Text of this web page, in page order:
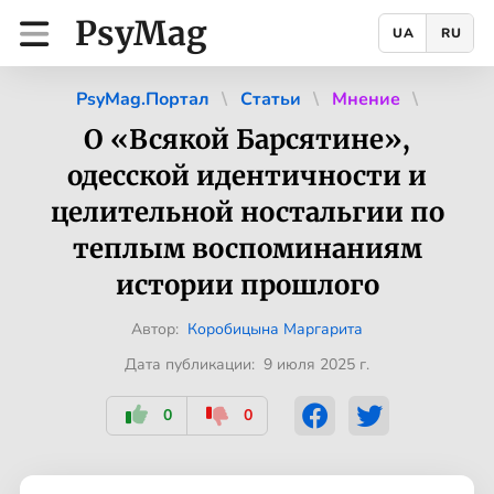
PsyMag UA RU
PsyMag.Портал Статьи Мнение
О «Всякой Барсятине»,
одесской идентичности и
целительной ностальгии по
теплым воспоминаниям
истории прошлого
Автор: Коробицына Маргарита
Дата публикации: 9 июля 2025 г.
0 0